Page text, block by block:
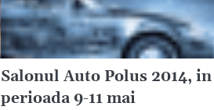
Salonul Auto Polus 2014, in
perioada 9-11 mai